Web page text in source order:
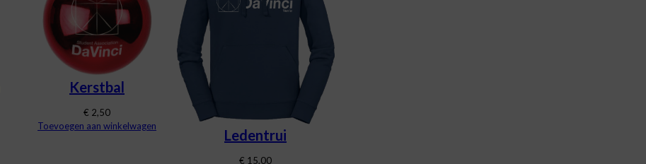
Kerstbal
€ 2,50
Toevoegen aan winkelwagen
Ledentrui
€ 15,00